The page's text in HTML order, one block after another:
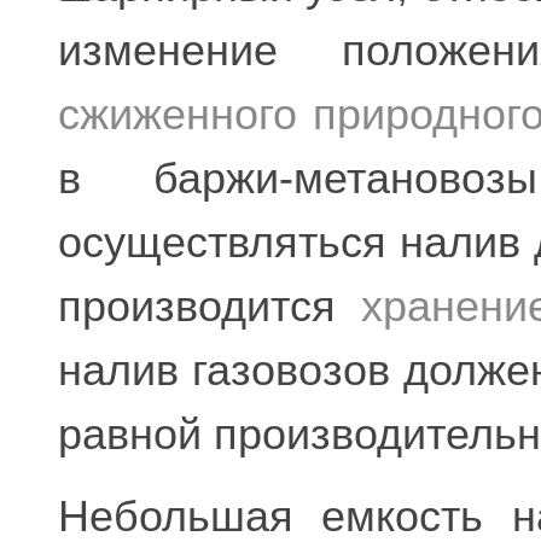
изменение
сжиженного
в баржи-
осуществляться
производится
налив газовозов
равной
Небольшая емкость